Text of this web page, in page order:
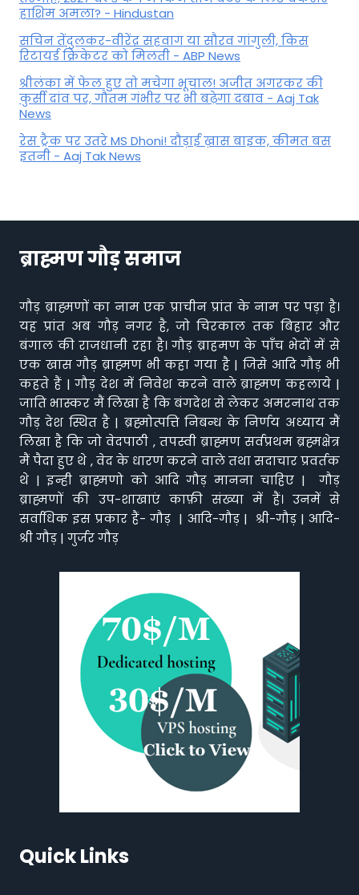
हाशिम अमला? - Hindustan
सचिन तेंदुलकर-वीरेंद्र सहवाग या सौरव गांगुली, किस
रिटायर्ड क्रिकेटर को मिलती - ABP News
श्रीलंका में फेल हुए तो मचेगा भूचाल! अजीत अगरकर की
कुर्सी दांव पर, गौतम गंभीर पर भी बढ़ेगा दबाव - Aaj Tak
News
रेस ट्रैक पर उतरे MS Dhoni! दौड़ाई ख़ास बाइक, कीमत बस
इतनी - Aaj Tak News
ब्राह्मण गौड़ समाज
गौड़ ब्राह्मणों का नाम एक प्राचीन प्रांत के नाम पर पड़ा है।
यह प्रांत अब गौड़ नगर है, जो चिरकाल तक बिहार और
बंगाल की राजधानी रहा है। गौड़ ब्राहमण के पाँच भेदों में से
एक खास गौड़ ब्राह्मण भी कहा गया है | जिसे आदि गौड़ भी
कहते हैं | गौड़ देश में निवेश करने वाले ब्राह्मण कहलाये |
जाति भास्कर मैं लिखा है कि बंगदेश से लेकर अमरनाथ तक
गौड़ देश स्थित है | ब्रह्मोत्पत्ति निबन्ध के निर्णय अध्याय मैं
लिखा है कि जो वेदपाठी , तपस्वी ब्राह्मण सर्वप्रथम ब्रह्मक्षेत्र
मैं पैदा हुए थे , वेद के धारण करने वाले तथा सदाचार प्रवर्तक
थे | इन्ही ब्राह्मणो को आदि गौड़ मानना चाहिए | गौड़
ब्राह्मणों की उप-शाखाएं काफ़ी संख्या में हैं। उनमें से
सर्वाधिक इस प्रकार हैं- गौड़ | आदि-गौड़ | श्री-गौड़ | आदि-
श्री गौड़ | गुर्जर गौड़
Quick Links